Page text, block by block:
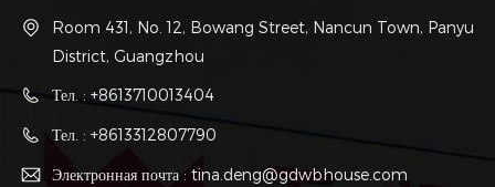
Room 431, No. 12, Bowang Street, Nancun Town, Panyu
District, Guangzhou
Тел. : +8613710013404
Тел. : +8613312807790
Электронная почта : tina.deng@gdwbhouse.com